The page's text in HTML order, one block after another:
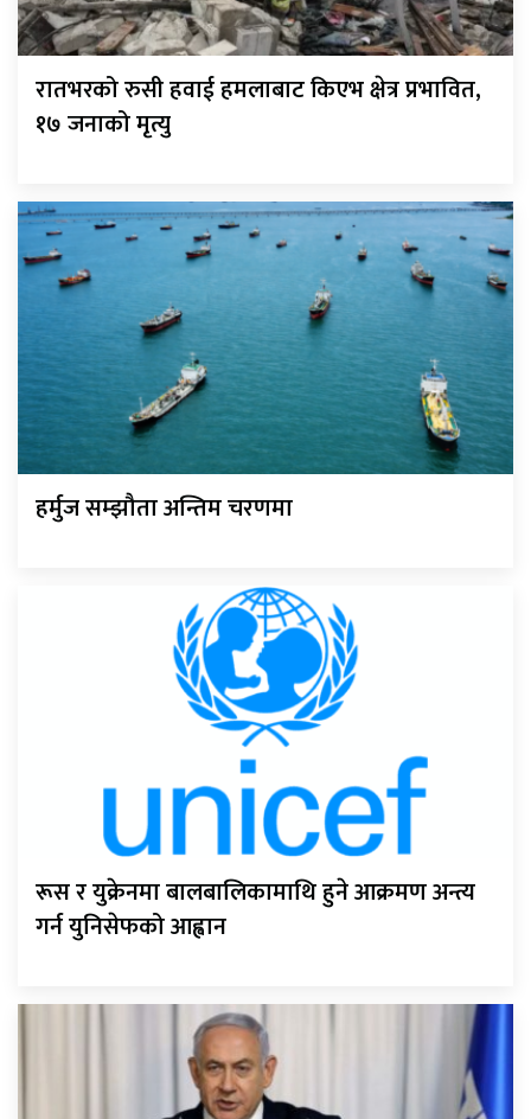
रातभरको रुसी हवाई हमलाबाट किएभ क्षेत्र प्रभावित,
१७ जनाको मृत्यु
हर्मुज सम्झौता अन्तिम चरणमा
रूस र युक्रेनमा बालबालिकामाथि हुने आक्रमण अन्त्य
गर्न युनिसेफको आह्वान